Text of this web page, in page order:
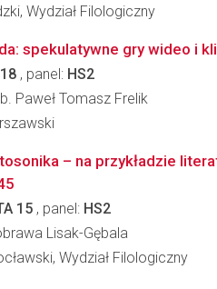
Wydział Filologiczny
spekulatywne gry wideo i
, panel: HS2
Paweł Tomasz Frelik
– na przykładzie
15 , panel: HS2
Lisak-Gębala
Wydział Filologiczny